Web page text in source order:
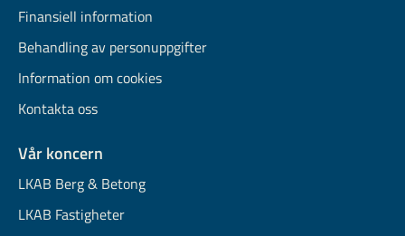
Finansiell information
Behandling av personuppgifter
Information om cookies
Kontakta oss
Vår koncern
LKAB Berg & Betong
LKAB Fastigheter